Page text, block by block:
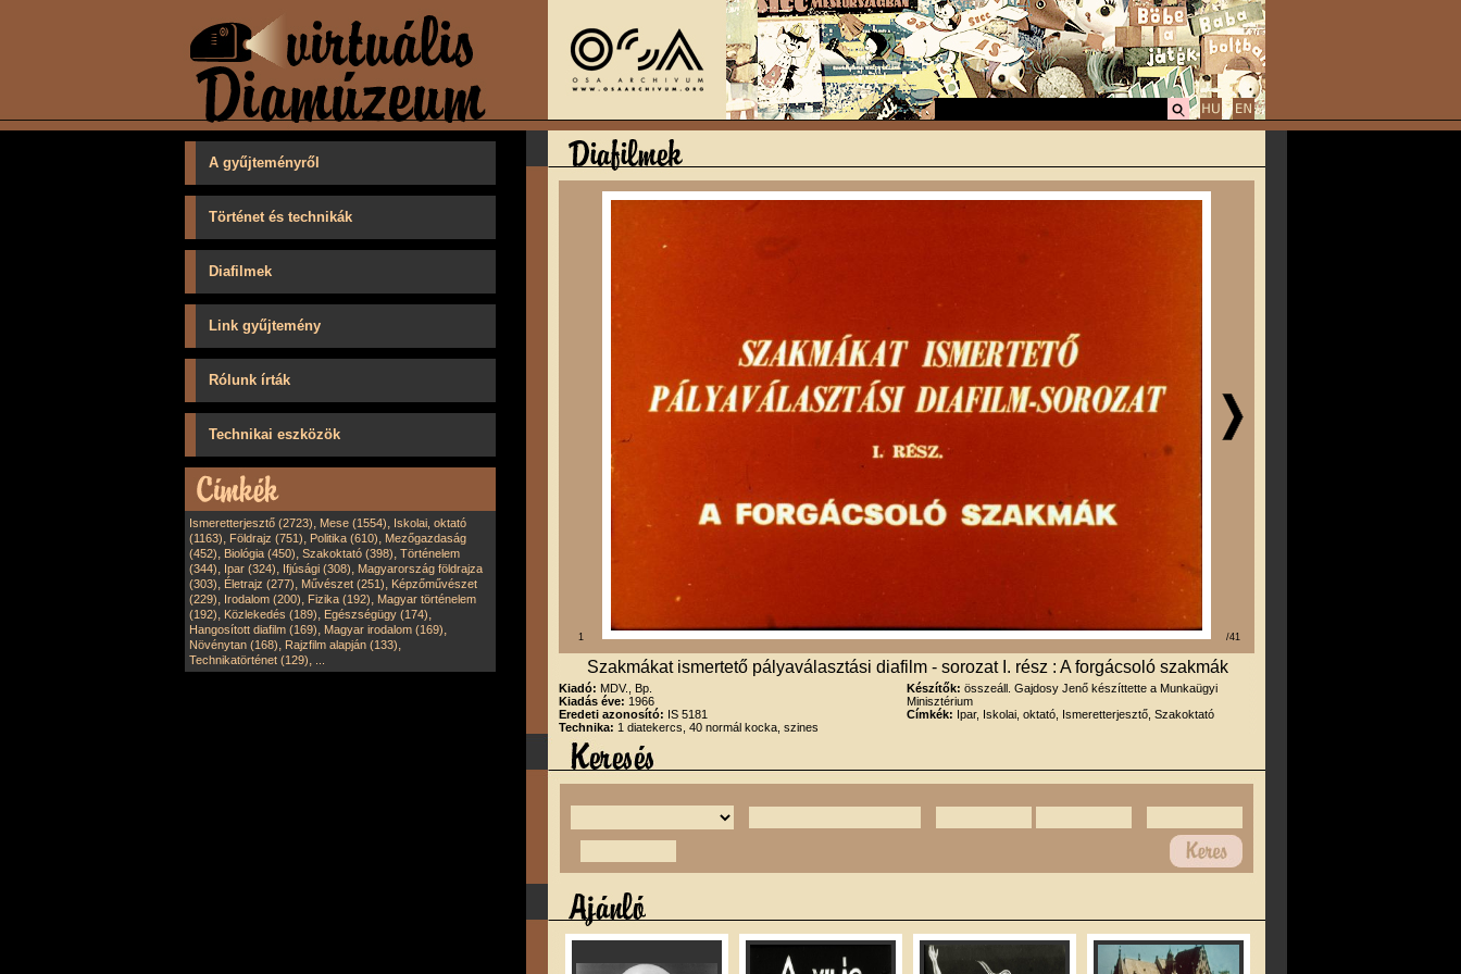
A gyűjteményről
Történet és technikák
Diafilmek
Link gyűjtemény
Rólunk írták
Technikai eszközök
Ismeretterjesztő (2723), Mese (1554), Iskolai, oktató
(1163), Földrajz (751), Politika (610), Mezőgazdaság
(452), Biológia (450), Szakoktató (398), Történelem
(344), Ipar (324), Ifjúsági (308), Magyarország földrajza
(303), Életrajz (277), Művészet (251), Képzőművészet
(229), Irodalom (200), Fizika (192), Magyar történelem
(192), Közlekedés (189), Egészségügy (174),
Hangosított diafilm (169), Magyar irodalom (169),
Növénytan (168), Rajzfilm alapján (133),
Technikatörténet (129),
1 /41
Szakmákat ismertető pályaválasztási diafilm - sorozat I. rész : A forgácsoló szakmák
Kiadó: MDV., Bp.
Kiadás éve: 1966
Eredeti azonosító: IS 5181
Technika: 1 diatekercs, 40 normál kocka, szines
Készítők: összeáll. Gajdosy Jenő készíttette a Munkaügyi
Minisztérium
Címkék: Ipar, Iskolai, oktató, Ismeretterjesztő, Szakoktató